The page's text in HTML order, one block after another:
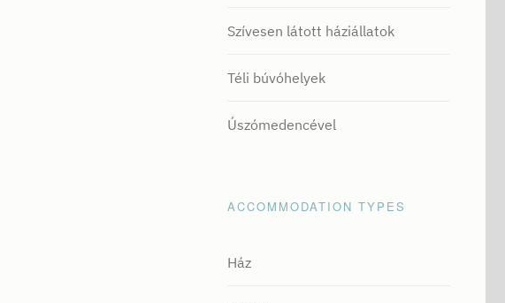
Szívesen látott háziállatok
Téli búvóhelyek
Úszómedencével
ACCOMMODATION TYPES
Ház